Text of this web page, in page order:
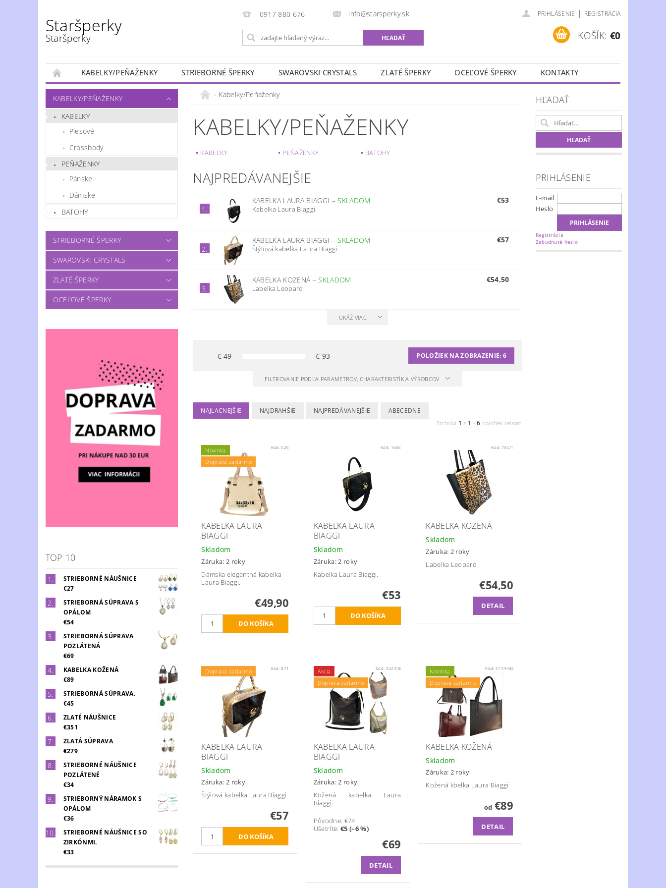
Staršperky
Staršperky
0917 880 676 info@starsperky.sk PRIHLÁSENIE | REGISTRÁCIA
KOŠÍK: €0
KABELKY/PEŇAŽENKY STRIEBORNÉ ŠPERKY SWAROVSKI CRYSTALS ZLATÉ ŠPERKY OCEĽOVÉ ŠPERKY KONTAKTY
KABELKY/PEŇAŽENKY
KABELKY
Plesové
Crossbody
PEŇAŽENKY
Pánske
Dámske
BATOHY
STRIEBORNÉ ŠPERKY
SWAROVSKI CRYSTALS
ZLATÉ ŠPERKY
OCEĽOVÉ ŠPERKY
TOP 10
STRIEBORNÉ NÁUŠNICE
€27
STRIEBORNÁ SÚPRAVA S
OPÁLOM
€54
STRIEBORNÁ SÚPRAVA
POZLÁTENÁ
€69
KABELKA KOŽENÁ
€89
STRIEBORNÁ SÚPRAVA.
€45
ZLATÉ NÁUŠNICE
€351
ZLATÁ SÚPRAVA
€279
STRIEBORNÉ NÁUŠNICE
POZLÁTENÉ
€34
STRIEBORNÝ NÁRAMOK S
OPÁLOM
€36
STRIEBORNÉ NÁUŠNICE SO
ZIRKÓNMI.
€33
Kabelky/Peňaženky
KABELKY/PEŇAŽENKY
KABELKY PEŇAŽENKY BATOHY
NAJPREDÁVANEJŠIE
1.
KABELKA LAURA BIAGGI –SKLADOM
Kabelka Laura Biaggi.
€53
2.
KABELKA LAURA BIAGGI –SKLADOM
Štýlová kabelka Laura Biaggi.
€57
3.
KABELKA KOZENÁ –SKLADOM
Labelka Leopard
€54,50
UKÁŽ VIAC
€49 € 93 POLOŽIEK NA ZOBRAZENIE:6
FILTROVANIE PODĽA PARAMETROV, CHARAKTERISTÍK A VÝROBCOV
NAJLACNEJŠIE NAJDRAHŠIE NAJPREDÁVANEJŠIE ABECEDNE
Stránka 1 z 1 -6 položiek celkom
Novinka
Doprava zadarmo
Kód:526
KABELKA LAURA
BIAGGI
Skladom
Záruka: 2 roky
Dámska elegantná kabelka
Laura Biaggi.
€49,90
Kód: 1666
KABELKA LAURA
BIAGGI
Skladom
Záruka: 2 roky
Kabelka Laura Biaggi.
€53
Kód: 754/1
KABELKA KOZENÁ
Skladom
Záruka: 2 roky
Labelka Leopard
€54,50
DETAIL
Doprava zadarmo Kód:871
KABELKA LAURA
BIAGGI
Skladom
Záruka: 2 roky
Štýlová kabelka Laura Biaggi.
€57
Akcia
Doprava zadarmo
Kód: 532/CIE
KABELKA LAURA
BIAGGI
Skladom
Záruka: 2 roky
Kožená kabelka Laura
Biaggi.
Pôvodne: €74
Ušetríte:€5 (–6 %)
€69
DETAIL
Novinka
Doprava zadarmo
Kód: 517/HNE
KABELKA KOŽENÁ
Skladom
Záruka: 2 roky
Kožená kbelka Laura Biaggi
od€89
DETAIL
HĽADAŤ
PRIHLÁSENIE
E-mail
Heslo
Registrácia
Zabudnuté heslo